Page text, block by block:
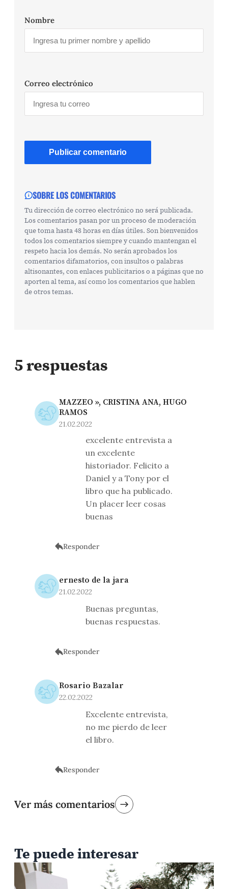
Nombre
Correo electrónico
SOBRE LOS COMENTARIOS
Tu dirección de correo electrónico no será publicada.
Los comentarios pasan por un proceso de moderación
que toma hasta 48 horas en días útiles. Son bienvenidos
todos los comentarios siempre y cuando mantengan el
respeto hacia los demás. No serán aprobados los
comentarios difamatorios, con insultos o palabras
altisonantes, con enlaces publicitarios o a páginas que no
aporten al tema, así como los comentarios que hablen
de otros temas.
5 respuestas
MAZZEO », CRISTINA ANA, HUGO
RAMOS
21.02.2022
excelente entrevista a
un excelente
historiador. Felicito a
Daniel y a Tony por el
libro que ha publicado.
Un placer leer cosas
buenas
Responder
ernesto de la jara
21.02.2022
Buenas preguntas,
buenas respuestas.
Responder
Rosario Bazalar
22.02.2022
Excelente entrevista,
no me pierdo de leer
el libro.
Responder
Ver más comentarios
Te puede interesar